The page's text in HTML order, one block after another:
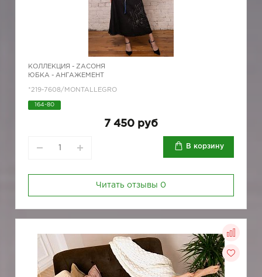
КОЛЛЕКЦИЯ - ZAСОНЯ
ЮБКА - АНГАЖЕМЕНТ
*219-7608/MONTALLEGRO
164-80
7 450 руб
В корзину
Читать отзывы 0